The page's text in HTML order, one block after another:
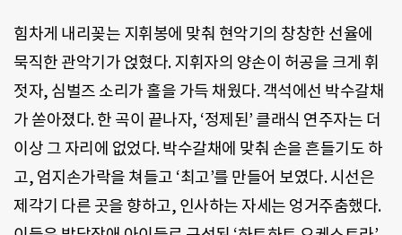
힘차게 내리꽂는 지휘봉에 맞춰 현악기의 창창한 선율에
묵직한 관악기가 얹혔다. 지휘자의 양손이 허공을 크게 휘
젓자, 심벌즈 소리가 홀을 가득 채웠다. 객석에선 박수갈채
가 쏟아졌다. 한 곡이 끝나자, ‘정제된’ 클래식 연주자는 더
이상 그 자리에 없었다. 박수갈채에 맞춰 손을 흔들기도 하
고, 엄지손가락을 쳐들고 ‘최고’를 만들어 보였다. 시선은
제각기 다른 곳을 향하고, 인사하는 자세는 엉거주춤했다.